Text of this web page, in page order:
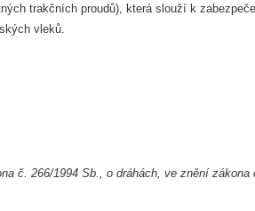
trakčních proudů), která slouží k
vleků.
č. 266/1994 Sb., o dráhách, ve znění zákona